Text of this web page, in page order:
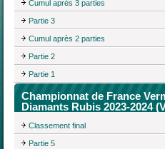
Cumul après 3 parties
Partie 3
Cumul après 2 parties
Partie 2
Partie 1
Championnat de France
Diamants Rubis 2023-2024
Classement final
Partie 5